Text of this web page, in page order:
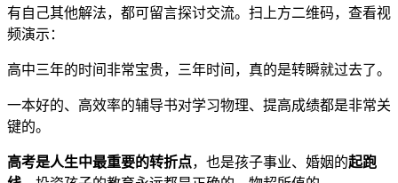
有自己其他解法，都可留言探讨交流。扫上方二维码，查看视
频演示：
高中三年的时间非常宝贵，三年时间，真的是转瞬就过去了。
一本好的、高效率的辅导书对学习物理、提高成绩都是非常关
键的。
高考是人生中最重要的转折点，也是孩子事业、婚姻的起跑